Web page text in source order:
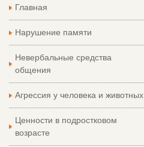
Главная
Нарушение памяти
Невербальные средства
общения
Агрессия у человека и животных
Ценности в подростковом
возрасте